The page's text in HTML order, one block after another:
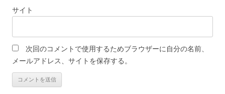
サイト
次回のコメントで使用するためブラウザーに自分の名前、
メールアドレス、サイトを保存する。